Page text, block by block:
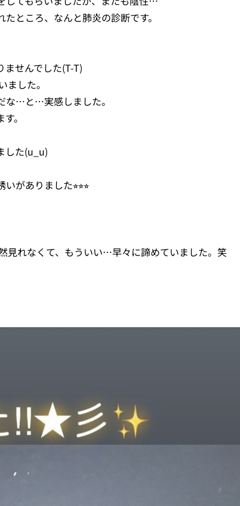
ところ、なんと肺炎の診断です。
せんでした(T-T)
した。
な…と…実感しました。
。
した(u_u)
がありました⭐︎⭐︎⭐︎
見れなくて、もういい…早々に諦めていました。笑